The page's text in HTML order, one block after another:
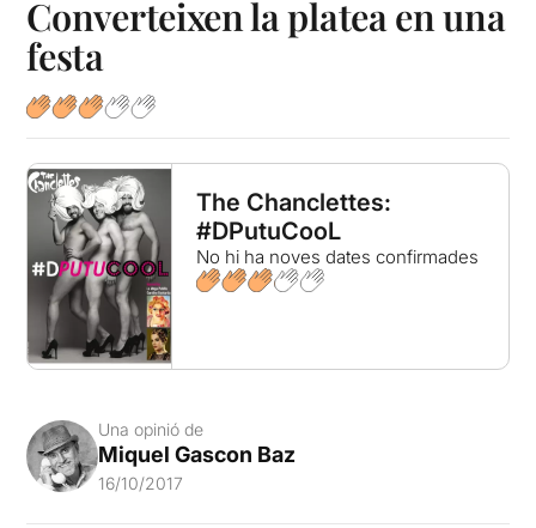
Converteixen la platea en una
festa
The Chanclettes:
#DPutuCooL
No hi ha noves dates confirmades
Una opinió de
Miquel Gascon Baz
16/10/2017